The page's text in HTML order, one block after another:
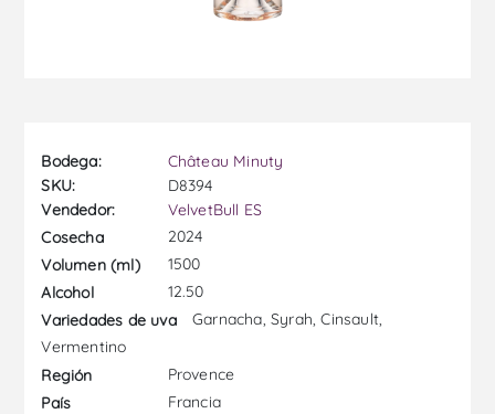
Bodega:
Château Minuty
SKU:
D8394
Vendedor:
VelvetBull ES
Cosecha
2024
Volumen (ml)
1500
Alcohol
12.50
Variedades de uva
Garnacha, Syrah, Cinsault,
Vermentino
Región
Provence
País
Francia